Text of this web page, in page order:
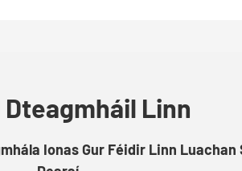
Dteagmháil Linn
Ionas Gur Féidir Linn